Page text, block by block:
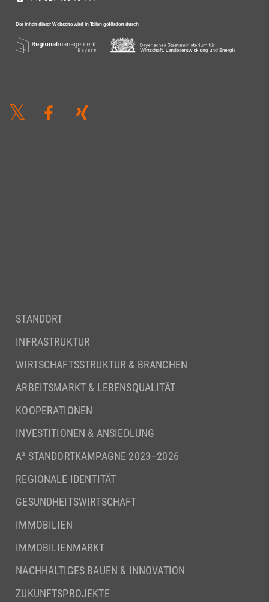
STANDORT
INFRASTRUKTUR
WIRTSCHAFTSSTRUKTUR & BRANCHEN
ARBEITSMARKT & LEBENSQUALITÄT
KOOPERATIONEN
INVESTITIONEN & ANSIEDLUNG
A³ STANDORTKAMPAGNE 2023–2026
REGIONALE IDENTITÄT
GESUNDHEITSWIRTSCHAFT
IMMOBILIEN
IMMOBILIENMARKT
NACHHALTIGES BAUEN & INNOVATION
ZUKUNFTSPROJEKTE